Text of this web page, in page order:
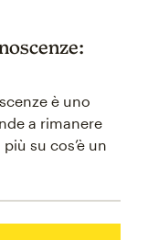
è uno
a rimanere
su cos’è un